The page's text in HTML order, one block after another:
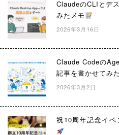
ClaudeのCLIとデ
みたメモ
2026年3月16日
Claude Codeの
記事を書かせてみた
2026年3月2日
祝10周年記念イベ